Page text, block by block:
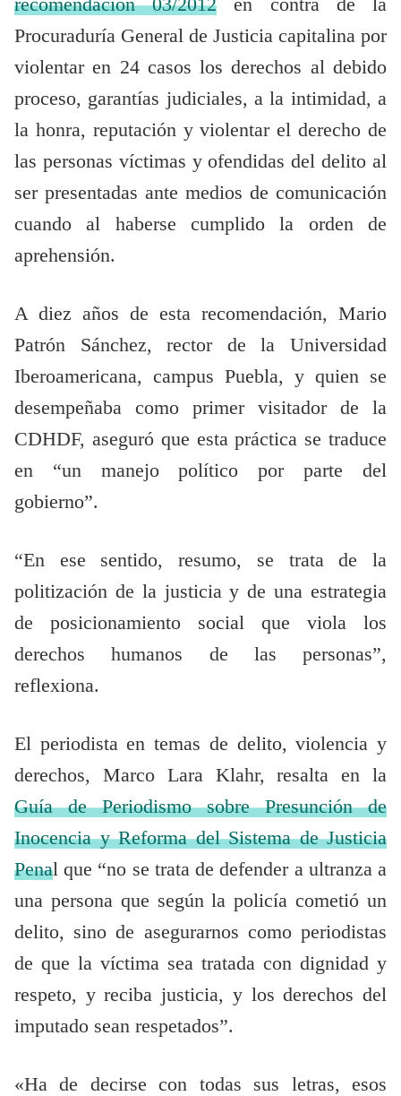
Procuraduría General de Justicia capitalina por
violentar en 24 casos los derechos al debido
proceso, garantías judiciales, a la intimidad, a
la honra, reputación y violentar el derecho de
las personas víctimas y ofendidas del delito al
ser presentadas ante medios de comunicación
cuando al haberse cumplido la orden de
aprehensión.
A diez años de esta recomendación, Mario
Patrón Sánchez, rector de la Universidad
Iberoamericana, campus Puebla, y quien se
desempeñaba como primer visitador de la
CDHDF, aseguró que esta práctica se traduce
en “un manejo político por parte del
gobierno”.
“En ese sentido, resumo, se trata de la
politización de la justicia y de una estrategia
de posicionamiento social que viola los
derechos humanos de las personas”,
reflexiona.
El periodista en temas de delito, violencia y
derechos, Marco Lara Klahr, resalta en la
Guía de Periodismo sobre Presunción de
Inocencia y Reforma del Sistema de Justicia
Penal que “no se trata de defender a ultranza a
una persona que según la policía cometió un
delito, sino de asegurarnos como periodistas
de que la víctima sea tratada con dignidad y
respeto, y reciba justicia, y los derechos del
imputado sean respetados”.
«Ha de decirse con todas sus letras, esos